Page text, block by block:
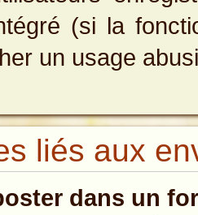
(si la
un usage
liés aux
dans un